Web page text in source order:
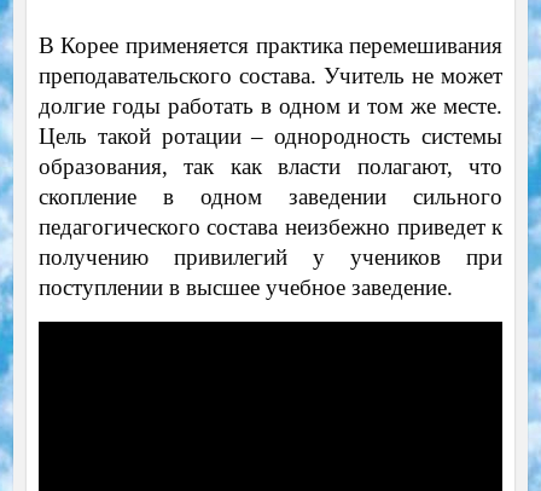
В Корее применяется практика перемешивания
преподавательского состава. Учитель не может
долгие годы работать в одном и том же месте.
Цель такой ротации – однородность системы
образования, так как власти полагают, что
скопление в одном заведении сильного
педагогического состава неизбежно приведет к
получению привилегий у учеников при
поступлении в высшее учебное заведение.